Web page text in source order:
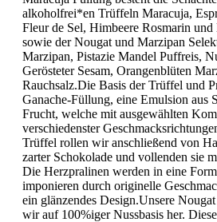
alkoholfrei*en Trüffeln Maracuja,
Fleur de Sel, Himbeere Rosmarin
sowie der Nougat und Marzipan
Marzipan, Pistazie Mandel Puffreis,
Gerösteter Sesam, Orangenblüten
Rauchsalz.Die Basis der Trüffel und
Ganache-Füllung, eine Emulsion aus
Frucht, welche mit ausgewählten
verschiedenster
Trüffel rollen wir anschließend von
zarter Schokolade und vollenden sie
Die Herzpralinen werden in eine
imponieren durch originelle
ein glänzendes Design.Unsere
wir auf 100%iger Nussbasis her.